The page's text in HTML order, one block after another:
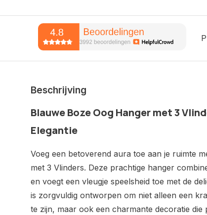
Beschrijving
Blauwe Boze Oog Hanger met 3
Elegantie
Voeg een betoverend aura toe aan je ruimte
met 3 Vlinders. Deze prachtige hanger
en voegt een vleugje speelsheid toe met de
is zorgvuldig ontworpen om niet alleen een
te zijn, maar ook een charmante decoratie die